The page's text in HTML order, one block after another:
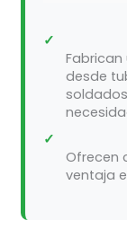
✓
desde
✓
Ofrecen
ventaja